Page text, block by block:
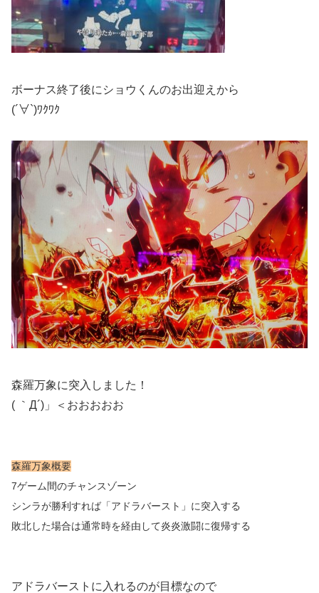
ボーナス終了後にショウくんのお出迎えから
(´∀`)ﾜｸﾜｸ
森羅万象に突入しました！
( ｀Д´)」＜おおおおお
森羅万象概要
7ゲーム間のチャンスゾーン
シンラが勝利すれば「アドラバースト」に突入する
敗北した場合は通常時を経由して炎炎激闘に復帰する
アドラバーストに入れるのが目標なので